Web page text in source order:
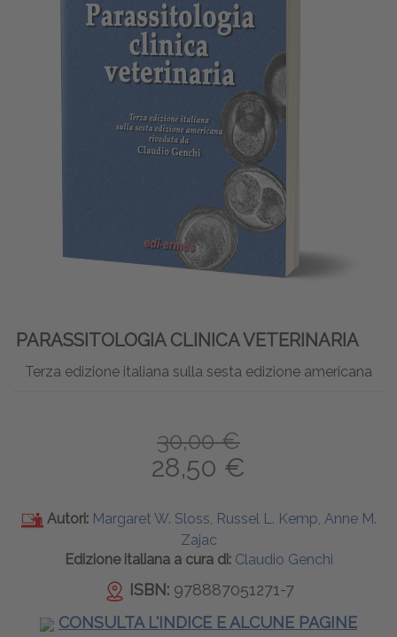
PARASSITOLOGIA CLINICA VETERINARIA
Terza edizione italiana sulla sesta edizione americana
30,00 €
28,50 €
Autori: Margaret W. Sloss, Russel L. Kemp, Anne M.
Zajac
Edizione italiana a cura di: Claudio Genchi
ISBN: 978887051271-7
CONSULTA L'INDICE E ALCUNE PAGINE